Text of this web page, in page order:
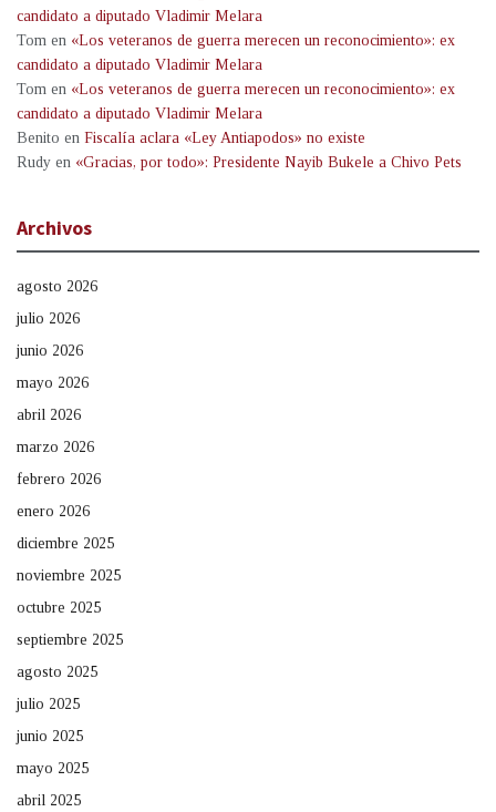
candidato a diputado Vladimir Melara
Tom en «Los veteranos de guerra merecen un reconocimiento»: ex
candidato a diputado Vladimir Melara
Tom en «Los veteranos de guerra merecen un reconocimiento»: ex
candidato a diputado Vladimir Melara
Benito en Fiscalía aclara «Ley Antiapodos» no existe
Rudy en «Gracias, por todo»: Presidente Nayib Bukele a Chivo Pets
Archivos
agosto 2026
julio 2026
junio 2026
mayo 2026
abril 2026
marzo 2026
febrero 2026
enero 2026
diciembre 2025
noviembre 2025
octubre 2025
septiembre 2025
agosto 2025
julio 2025
junio 2025
mayo 2025
abril 2025